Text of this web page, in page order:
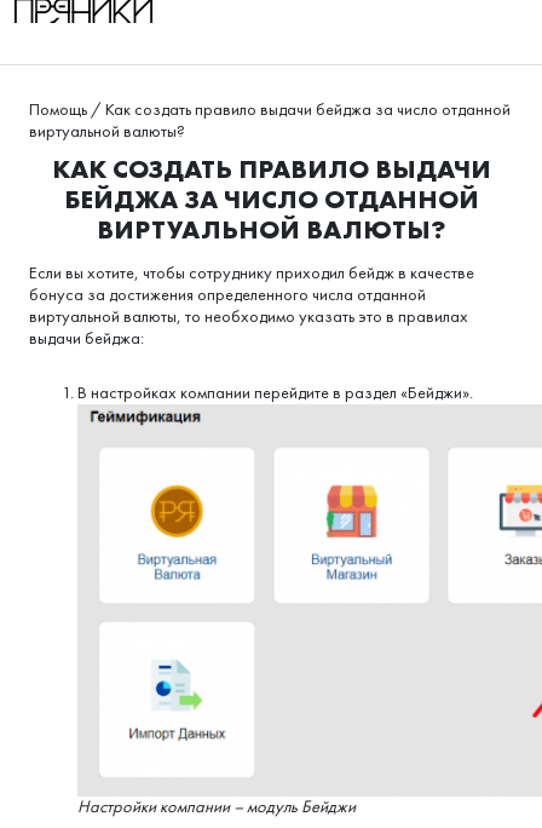
Помощь / Как создать правило выдачи бейджа за число отданной
виртуальной валюты?
КАК СОЗДАТЬ ПРАВИЛО ВЫДАЧИ
БЕЙДЖА ЗА ЧИСЛО ОТДАННОЙ
ВИРТУАЛЬНОЙ ВАЛЮТЫ?
Если вы хотите, чтобы сотруднику приходил бейдж в качестве
бонуса за достижения определенного числа отданной
виртуальной валюты, то необходимо указать это в правилах
выдачи бейджа:
В настройках компании перейдите в раздел «Бейджи».
Настройки компании – модуль Бейджи